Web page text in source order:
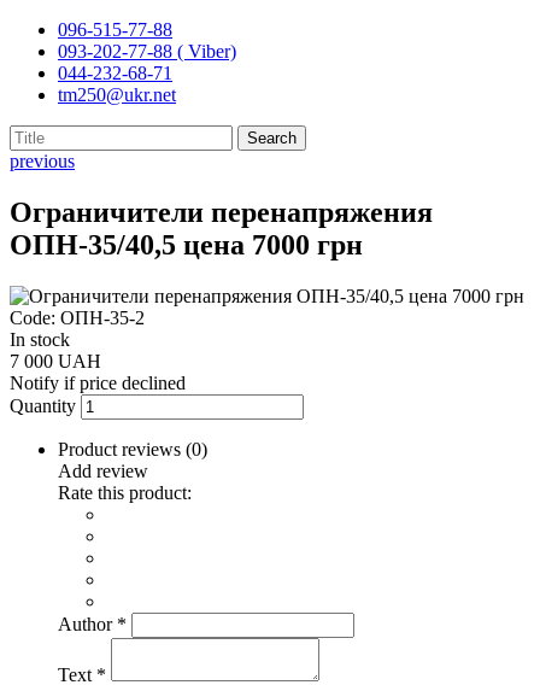
096-515-77-88
093-202-77-88 ( Viber)
044-232-68-71
tm250@ukr.net
previous
Ограничители перенапряжения
ОПН-35/40,5 цена 7000 грн
Code: ОПН-35-2
In stock
7 000 UAH
Notify if price declined
Quantity
Product reviews (0)
Add review
Rate this product:
Author *
Text *